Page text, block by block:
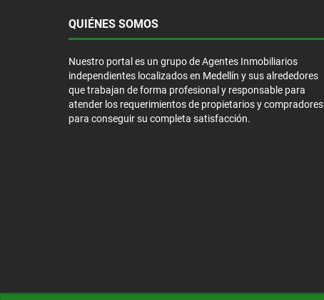
QUIÉNES SOMOS
Nuestro portal es un grupo de Agentes Inmobiliarios
independientes localizados en Medellín y sus alrededores
que trabajan de forma profesional y responsable para
atender los requerimientos de propietarios y compradores
para conseguir su completa satisfacción.